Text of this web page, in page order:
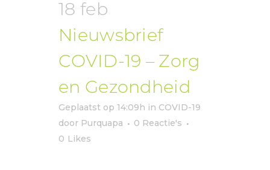
18 feb
Nieuwsbrief
COVID-19 – Zorg
en Gezondheid
Geplaatst op 14:09h in COVID-19
door Purquapa
0 Reactie's
0 Likes